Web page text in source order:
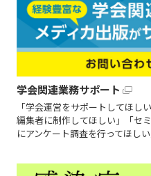
学会関連業務サポート
「学会運営をサポートしてほし
編集者に制作してほしい」「セ
にアンケート調査を行ってほし